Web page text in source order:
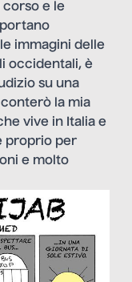
corso e le
immagini delle
occidentali, è
su una
la mia
vive in Italia e
proprio per
e molto